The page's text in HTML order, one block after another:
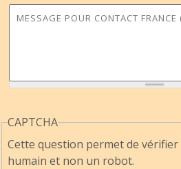
Message pour Contact France
CAPTCHA
Cette question permet de
humain et non un robot.